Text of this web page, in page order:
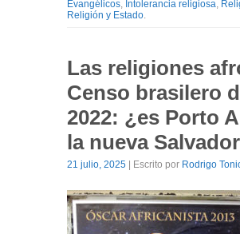
Evangélicos Intolerancia religiosa
Religión y Estado
Las religiones
Censo brasilero
2022: ¿es Porto
la nueva
21 julio, 2025 | Escrito por Rodrigo